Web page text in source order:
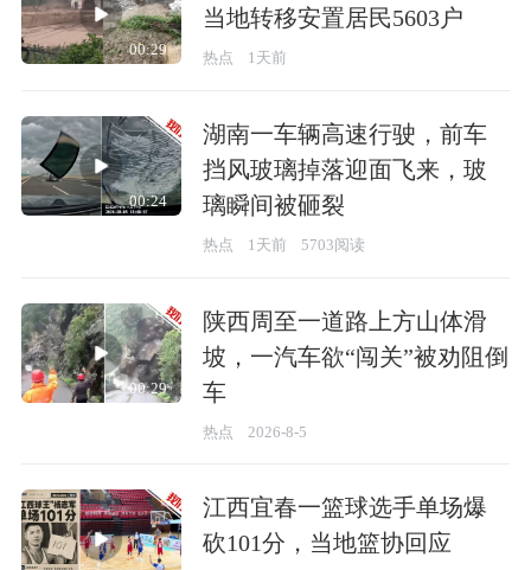
00:29
当地转移安置居民5603户
热点 1天前
00:24
湖南一车辆高速行驶，前车
挡风玻璃掉落迎面飞来，玻
璃瞬间被砸裂
热点 1天前 5703阅读
00:29
陕西周至一道路上方山体滑
坡，一汽车欲“闯关”被劝阻倒
车
热点 2026-8-5
江西宜春一篮球选手单场爆
砍101分，当地篮协回应